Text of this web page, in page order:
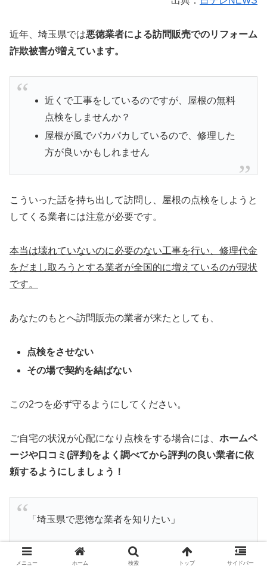
近年、埼玉県では悪徳業者による訪問販売でのリフォーム
詐欺被害が増えています。
近くで工事をしているのですが、屋根の無料
点検をしませんか？
屋根が風でパカパカしているので、修理した
方が良いかもしれません
こういった話を持ち出して訪問し、屋根の点検をしようと
してくる業者には注意が必要です。
本当は壊れていないのに必要のない工事を行い、修理代金
をだまし取ろうとする業者が全国的に増えているのが現状
です。
あなたのもとへ訪問販売の業者が来たとしても、
点検をさせない
その場で契約を結ばない
この2つを必ず守るようにしてください。
ご自宅の状況が心配になり点検をする場合には、 ホームペ
ージや口コミ(評判)をよく調べてから評判の良い業者に依
頼するようにしましょう！
「埼玉県で悪徳な業者を知りたい」
「今依頼している会社は大丈夫？」
メニュー ホーム 検索 トップ サイドバー